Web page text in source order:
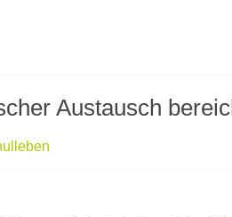
Austausch